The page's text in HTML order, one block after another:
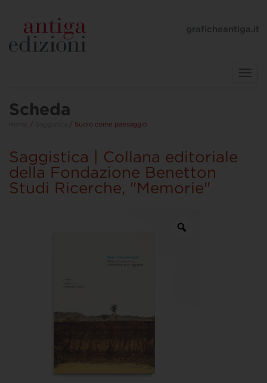
graficheantiga.it
Scheda
/ / Suolo come paesaggio
Saggistica | Collana editoriale
della Fondazione Benetton
Studi Ricerche, "Memorie"